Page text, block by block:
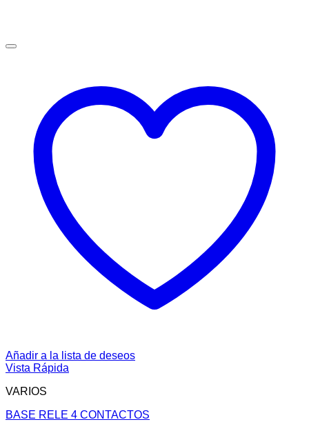
Añadir a la lista de deseos
Vista Rápida
VARIOS
BASE RELE 4 CONTACTOS